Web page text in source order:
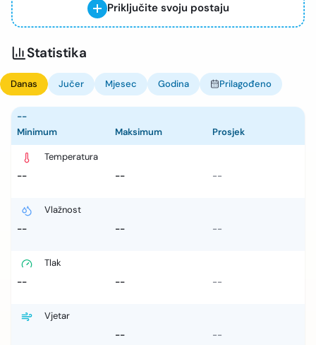
Priključite svoju postaju
Statistika
Danas Jučer Mjesec Godina Prilagođeno
--
Minimum
Maksimum Prosjek
Temperatura
--
-- --
Vlažnost
--
-- --
Tlak
--
-- --
Vjetar
--
--